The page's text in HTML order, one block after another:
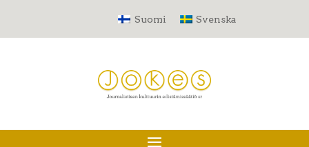
Suomi Svenska